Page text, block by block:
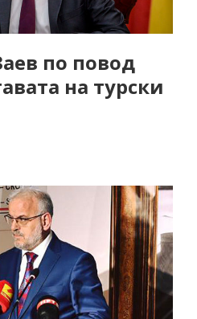
по повод
на турски